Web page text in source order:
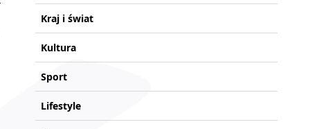
Kraj i świat
Kultura
Sport
Lifestyle